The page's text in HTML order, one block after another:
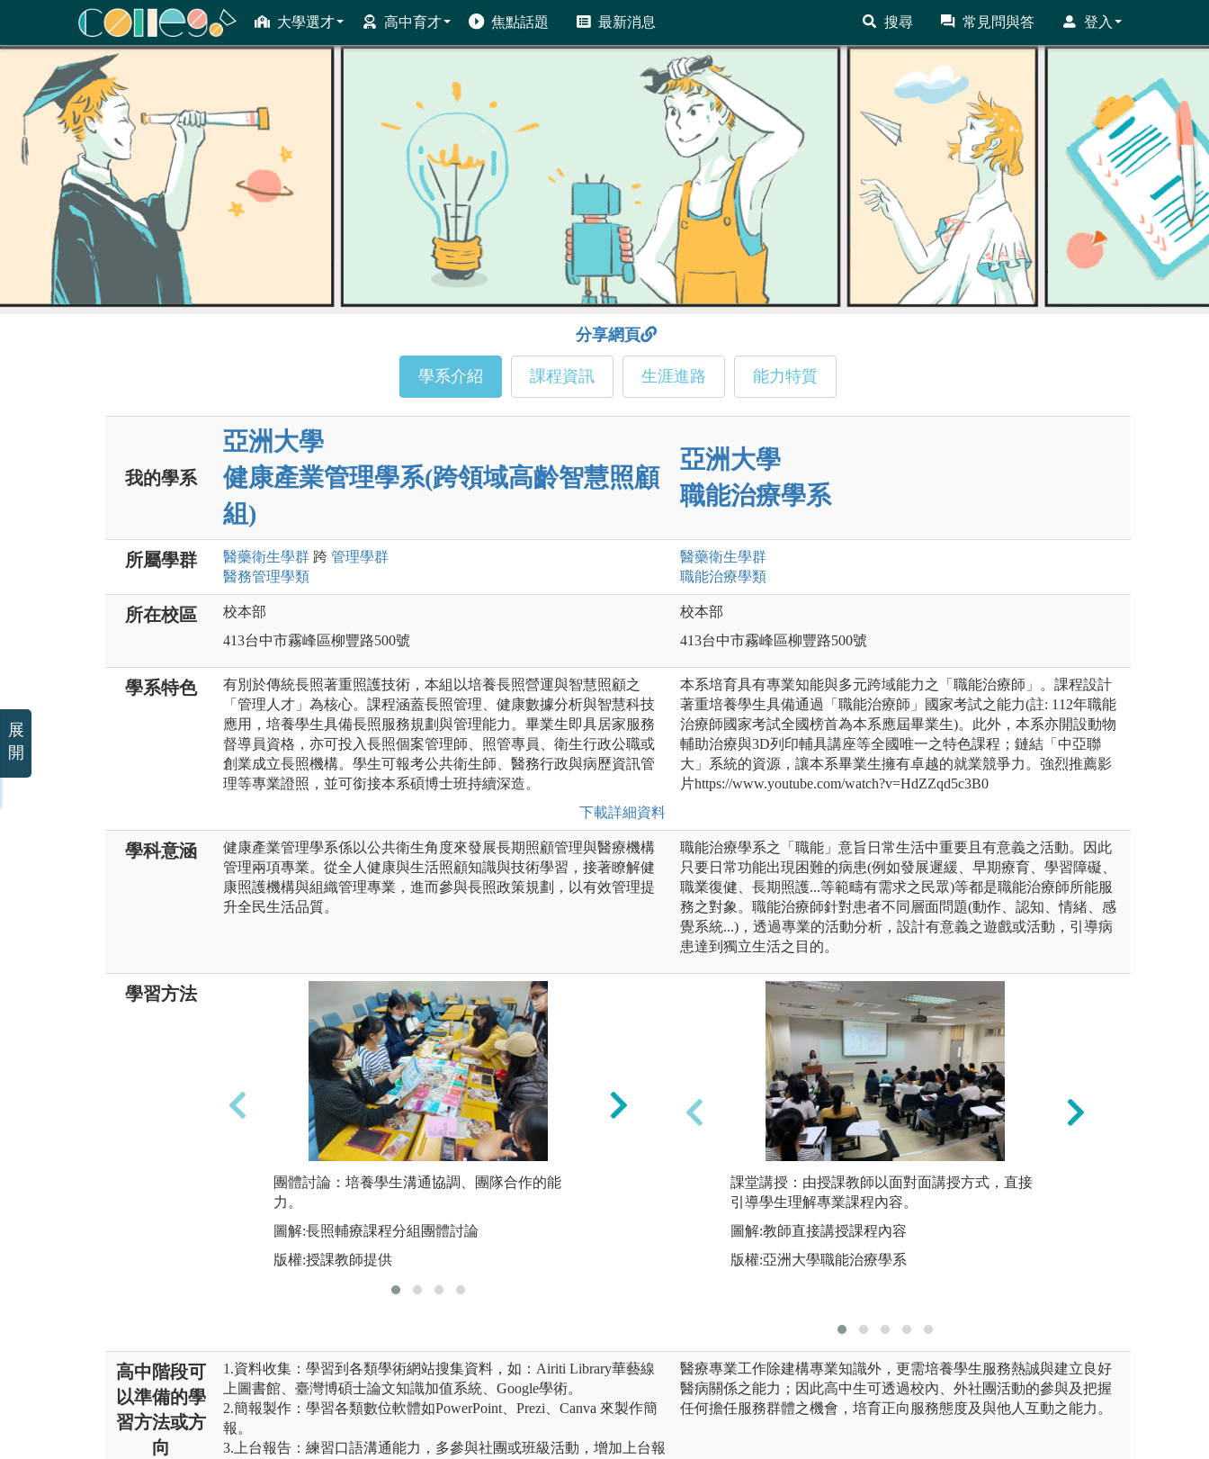
大學選才 高中育才 焦點話題 最新消息 搜尋 常見問與答 登入
ColleGo! 大學選才與高中育才輔助系統
分享網頁
學系介紹 課程資訊 生涯進路 能力特質
我的學系
亞洲大學
健康產業管理學系(跨領域高齡智慧照顧
組)
亞洲大學
職能治療學系
所屬學群 醫藥衛生學群 跨 管理學群
醫務管理學類
醫藥衛生學群
職能治療學類
所在校區
校本部
413台中市霧峰區柳豐路500號
校本部
413台中市霧峰區柳豐路500號
學系特色
有別於傳統長照著重照護技術，本組以培養長照營運與智慧照顧之
「管理人才」為核心。課程涵蓋長照管理、健康數據分析與智慧科技
應用，培養學生具備長照服務規劃與管理能力。畢業生即具居家服務
督導員資格，亦可投入長照個案管理師、照管專員、衛生行政公職或
創業成立長照機構。學生可報考公共衛生師、醫務行政與病歷資訊管
理等專業證照，並可銜接本系碩博士班持續深造。
下載詳細資料
本系培育具有專業知能與多元跨域能力之「職能治療師」。課程設計
著重培養學生具備通過「職能治療師」國家考試之能力(註: 112年職能
治療師國家考試全國榜首為本系應屆畢業生)。此外，本系亦開設動物
輔助治療與3D列印輔具講座等全國唯一之特色課程；鏈結「中亞聯
大」系統的資源，讓本系畢業生擁有卓越的就業競爭力。強烈推薦影
片https://www.youtube.com/watch?v=HdZZqd5c3B0
學科意涵
健康產業管理學系係以公共衛生角度來發展長期照顧管理與醫療機構
管理兩項專業。從全人健康與生活照顧知識與技術學習，接著瞭解健
康照護機構與組織管理專業，進而參與長照政策規劃，以有效管理提
升全民生活品質。
職能治療學系之「職能」意旨日常生活中重要且有意義之活動。因此
只要日常功能出現困難的病患(例如發展遲緩、早期療育、學習障礙、
職業復健、長期照護...等範疇有需求之民眾)等都是職能治療師所能服
務之對象。職能治療師針對患者不同層面問題(動作、認知、情緒、感
覺系統...)，透過專業的活動分析，設計有意義之遊戲或活動，引導病
患達到獨立生活之目的。
學習方法
團體討論：培養學生溝通協調、團隊合作的能
力。
圖解:長照輔療課程分組團體討論
版權:授課教師提供
問題導向學習(PBL)：以實務個案為例，培養學生
分析與自我解決問題的能力。
圖解:分組討論分析問題解決方案
版權:授課教師提供
課堂講授：由授課教師以面對面講授方式，直接
引導學生理解專業課程內容。
圖解:教師直接講授課程內容
版權:亞洲大學職能治療學系
高中階段可
以準備的學
習方法或方
向
1.資料收集：學習到各類學術網站搜集資料，如：Airiti Library華藝線
上圖書館、臺灣博碩士論文知識加值系統、Google學術。
2.簡報製作：學習各類數位軟體如PowerPoint、Prezi、Canva 來製作簡
報。
3.上台報告：練習口語溝通能力，多參與社團或班級活動，增加上台報
醫療專業工作除建構專業知識外，更需培養學生服務熱誠與建立良好
醫病關係之能力；因此高中生可透過校內、外社團活動的參與及把握
任何擔任服務群體之機會，培育正向服務態度及與他人互動之能力。
展
開